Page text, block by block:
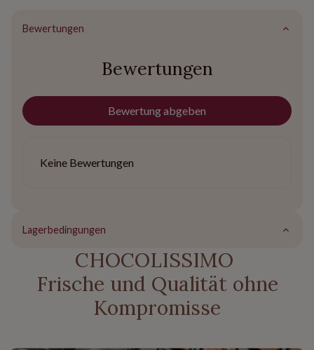
Bewertungen
Bewertungen
Bewertung abgeben
Keine Bewertungen
Lagerbedingungen
CHOCOLISSIMO
Frische und Qualität ohne
Kompromisse